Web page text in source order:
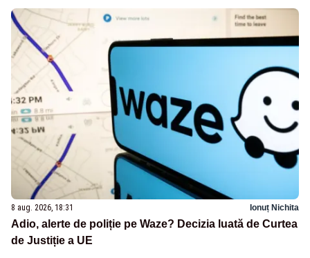
8 aug. 2026, 18:31 Ionuț Nichita
Adio, alerte de poliție pe Waze? Decizia luată de Curtea
de Justiție a UE